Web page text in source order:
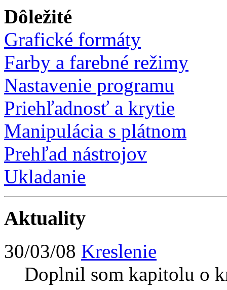
Dôležité
Grafické formáty
Farby a farebné režimy
Nastavenie programu
Priehľadnosť a krytie
Manipulácia s plátnom
Prehľad nástrojov
Ukladanie
Aktuality
30/03/08 Kreslenie
Doplnil som kapitolu o